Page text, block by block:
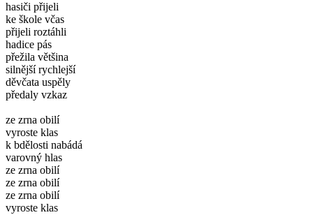
hasiči přijeli
ke škole včas
přijeli roztáhli
hadice pás
přežila většina
silnější rychlejší
děvčata uspěly
předaly vzkaz
ze zrna obilí
vyroste klas
k bdělosti nabádá
varovný hlas
ze zrna obilí
ze zrna obilí
ze zrna obilí
vyroste klas